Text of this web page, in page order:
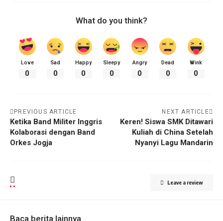
What do you think?
Love
0
Sad
0
Happy
0
Sleepy
0
Angry
0
Dead
0
Wink
0
PREVIOUS ARTICLE
Ketika Band Militer Inggris
Kolaborasi dengan Band
Orkes Jogja
NEXT ARTICLE
Keren! Siswa SMK Ditawari
Kuliah di China Setelah
Nyanyi Lagu Mandarin
Leave a review
Baca berita lainnya